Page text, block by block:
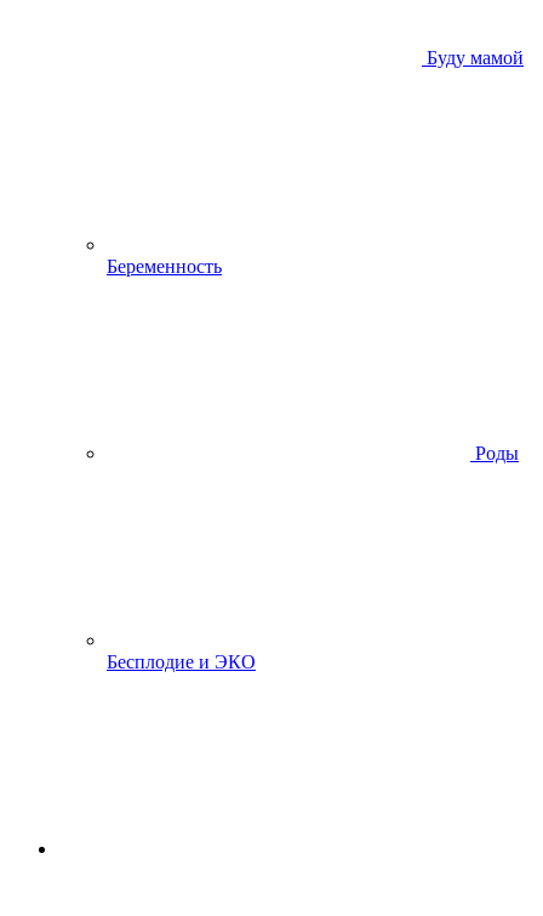
Буду мамой
Беременность
Роды
Бесплодие и ЭКО